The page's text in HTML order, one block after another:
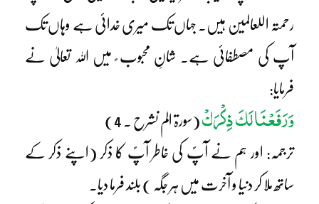
رحمتہ اللعالمین ہیں۔ جہاں تک میری خدائی ہے وہاں تک
آپ کی مصطفائی ہے۔ شانِ محبوب ؐ میں اللہ تعالیٰ نے
فرمایا:
وَرَفَعْنَا لَکَ ذِکْرَکْ (سورۃ الم نشرح ۔ 4)
ترجمہ: اور ہم نے آپؐ کی خاطر آپؐ کا ذکر (اپنے ذکر کے
ساتھ ملا کر دنیا و آخرت میں ہر جگہ ) بلند فرما دیا۔